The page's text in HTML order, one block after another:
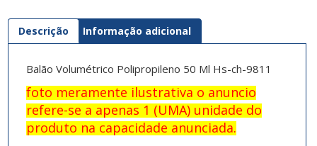
Descrição Informação adicional
Balão Volumétrico Polipropileno 50 Ml Hs-ch-9811
foto meramente ilustrativa o anuncio
refere-se a apenas 1 (UMA) unidade do
produto na capacidade anunciada.